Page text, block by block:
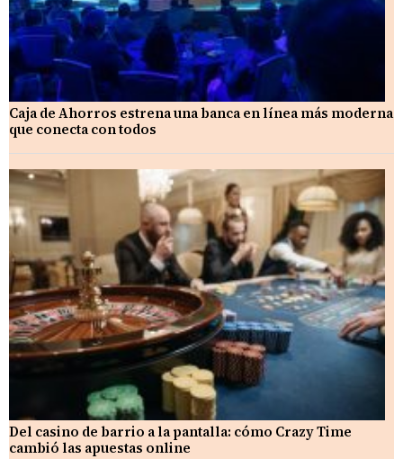
Caja de Ahorros estrena una banca en línea más moderna
que conecta con todos
Del casino de barrio a la pantalla: cómo Crazy Time
cambió las apuestas online